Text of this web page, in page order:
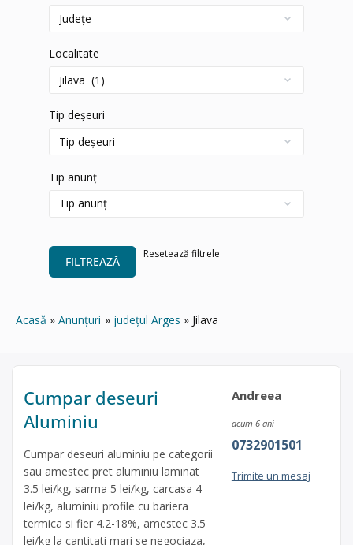
Localitate
Tip deșeuri
Tip anunț
FILTREAZĂ
Resetează filtrele
Acasă Anunțuri județul Arges Jilava
Cumpar deseuri
Aluminiu
Cumpar deseuri aluminiu pe categorii
sau amestec pret aluminiu laminat
3.5 lei/kg, sarma 5 lei/kg, carcasa 4
lei/kg, aluminiu profile cu bariera
termica si fier 4.2-18%, amestec 3.5
lei/kg la cantitati mari se negociaza,
Andreea
acum 6 ani
0732901501
Trimite un mesaj